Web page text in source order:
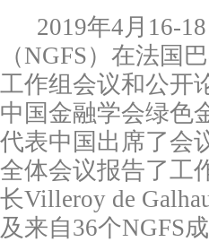
2019年4月 16-18
（NGFS）在法国
工作组会议和公开
中国金融学会绿色
代表中国出席了会
全体会议报告了工
长Villeroy de
及来自36个NGFS